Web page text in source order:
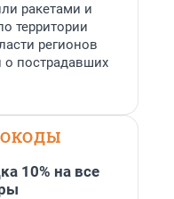
ракетами и
территории
регионов
пострадавших
10% на все